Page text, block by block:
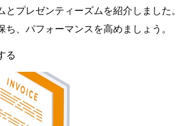
プレゼンティーズムを紹介しました。
、パフォーマンスを高めましょう。
る